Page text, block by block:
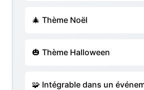
🎄 Thème Noël
🎃 Thème Halloween
🧩 Intégrable dans un